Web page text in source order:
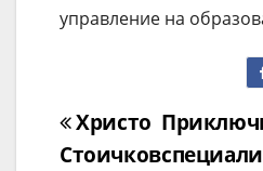
управление на
Навигация
Христо
Стоичков